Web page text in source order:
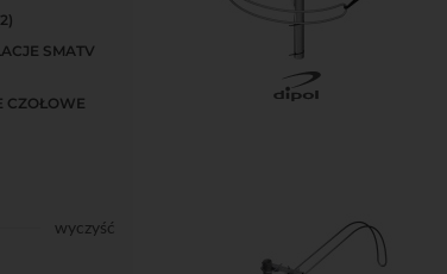
SMATV
CZOŁOWE
wyczyść
Do koszyka